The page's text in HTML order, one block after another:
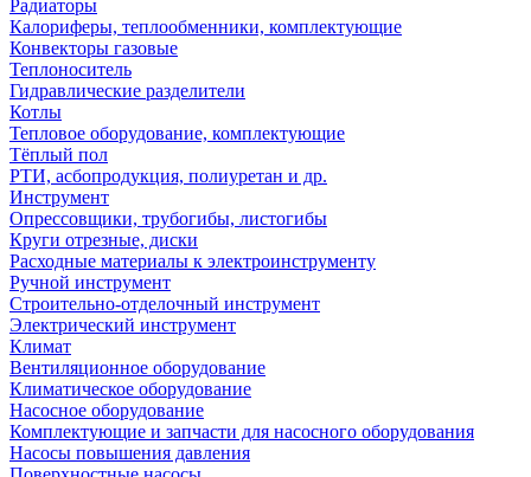
Радиаторы
Калориферы, теплообменники, комплектующие
Конвекторы газовые
Теплоноситель
Гидравлические разделители
Котлы
Тепловое оборудование, комплектующие
Тёплый пол
РТИ, асбопродукция, полиуретан и др.
Инструмент
Опрессовщики, трубогибы, листогибы
Круги отрезные, диски
Расходные материалы к электроинструменту
Ручной инструмент
Строительно-отделочный инструмент
Электрический инструмент
Климат
Вентиляционное оборудование
Климатическое оборудование
Насосное оборудование
Комплектующие и запчасти для насосного оборудования
Насосы повышения давления